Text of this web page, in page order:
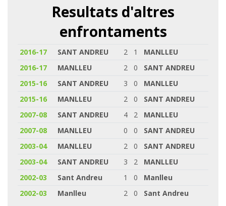
Resultats d'altres
enfrontaments
2016-17 SANT ANDREU 2 1
MANLLEU
2016-17
MANLLEU 2 0
SANT ANDREU
2015-16
SANT ANDREU 3 0
MANLLEU
2015-16
MANLLEU 2 0
SANT ANDREU
2007-08
SANT ANDREU 4 2
MANLLEU
2007-08
MANLLEU 0 0
SANT ANDREU
2003-04
MANLLEU 2 0
SANT ANDREU
2003-04
SANT ANDREU 3 2
MANLLEU
2002-03
Sant Andreu 1 0
Manlleu
2002-03
Manlleu 2 0 Sant Andreu